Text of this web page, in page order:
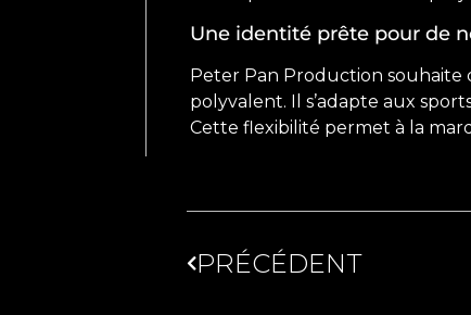
Une identité prête pour de
Peter Pan Production souhaite
polyvalent. Il s’adapte aux
Cette flexibilité permet à la
PRÉCÉDENT